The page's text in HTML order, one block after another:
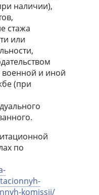
наличии),
стажа
или
и иной
(при
по
komissij/